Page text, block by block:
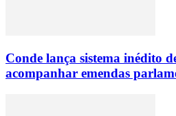
Conde lança sistema inédito
acompanhar emendas